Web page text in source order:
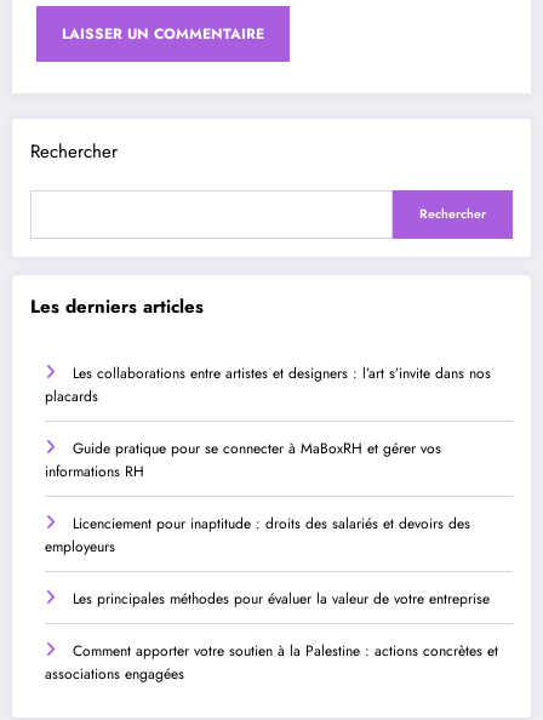
Rechercher
Rechercher
Les derniers articles
Les collaborations entre artistes et designers : l’art s’invite dans nos
placards
Guide pratique pour se connecter à MaBoxRH et gérer vos
informations RH
Licenciement pour inaptitude : droits des salariés et devoirs des
employeurs
Les principales méthodes pour évaluer la valeur de votre entreprise
Comment apporter votre soutien à la Palestine : actions concrètes et
associations engagées